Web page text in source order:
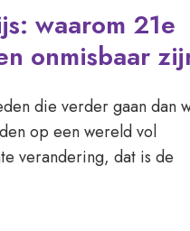
waarom 21e
onmisbaar
die verder gaan dan
op een wereld vol
verandering, dat is de